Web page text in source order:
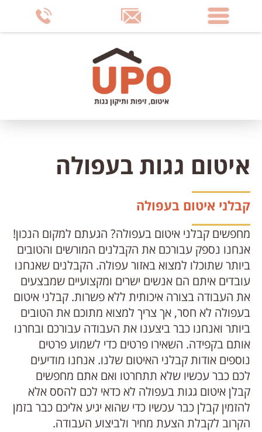
איטום גגות בעפולה
קבלני איטום בעפולה
מחפשים קבלני איטום בעפולה? הגעתם למקום הנכון!
אנחנו נספק עבורכם את הקבלנים המורשים והטובים
ביותר שתוכלו למצוא באזור עפולה. הקבלנים שאנחנו
עובדים איתם הם אנשים ישרים ומקצועיים שמבצעים
את העבודה בצורה איכותית ללא פשרות. קבלני איטום
בעפולה לא חסר, אך צריך למצוא מתוכם את הטובים
ביותר ואנחנו כבר ביצענו את העבודה עבורכם ובחרנו
אותם בקפידה. השאירו פרטים כדי לשמוע פרטים
נוספים אודות קבלני האיטום שלנו. אנחנו מודיעים
לכם כבר עכשיו שלא תתחרטו ואם אתם מחפשים
קבלן איטום גגות בעפולה לא כדאי לכם להסס אלא
להזמין קבלן כבר עכשיו כדי שהוא יגיע אליכם כבר בזמן
הקרוב לקבלת הצעת מחיר ולביצוע העבודה.